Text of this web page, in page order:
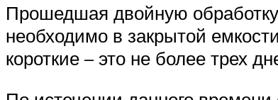
Прошедшая двойную
необходимо в закрытой
короткие – это не более трех